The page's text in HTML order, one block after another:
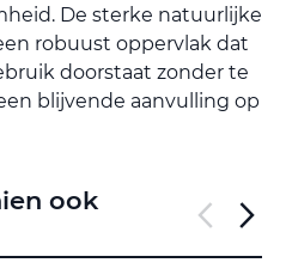
De sterke natuurlijke
robuust oppervlak dat
doorstaat zonder te
blijvende aanvulling op
ook